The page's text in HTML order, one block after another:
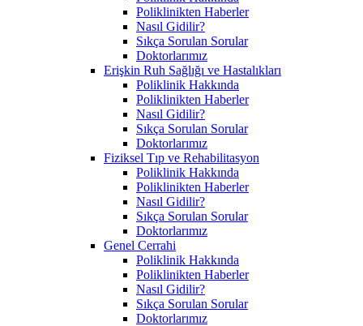
Poliklinikten Haberler
Nasıl Gidilir?
Sıkça Sorulan Sorular
Doktorlarımız
Erişkin Ruh Sağlığı ve Hastalıkları
Poliklinik Hakkında
Poliklinikten Haberler
Nasıl Gidilir?
Sıkça Sorulan Sorular
Doktorlarımız
Fiziksel Tıp ve Rehabilitasyon
Poliklinik Hakkında
Poliklinikten Haberler
Nasıl Gidilir?
Sıkça Sorulan Sorular
Doktorlarımız
Genel Cerrahi
Poliklinik Hakkında
Poliklinikten Haberler
Nasıl Gidilir?
Sıkça Sorulan Sorular
Doktorlarımız